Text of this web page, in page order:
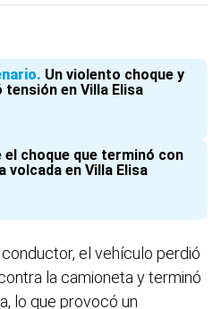
Un violento choque y
tensión en Villa Elisa
el choque que terminó con
volcada en Villa Elisa
el vehículo perdió
la camioneta y terminó
lo que provocó un